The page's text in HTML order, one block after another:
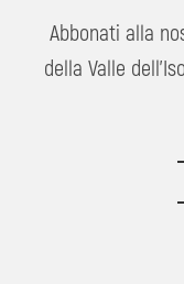
Abbonati alla
della Valle